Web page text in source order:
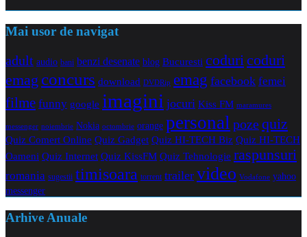
Mai usor de navigat
adult audio bani benzi desenate blog Bucuresti coduricoduri
emag concurs download DVDRip emag facebook femei
filme funny google imagini jocuri Kiss FM maramures
messenger noiembrie Nokia octombrie orange personal pozequiz
Quiz Comert Online Quiz Gadget Quiz HI-TECH Biz Quiz HI-TECH
Oameni Quiz Internet Quiz KissFM Quiz Tehnologie raspunsuri
romania sugestii timisoara torrent trailer video Vodafone yahoo
messenger
Arhive Anuale